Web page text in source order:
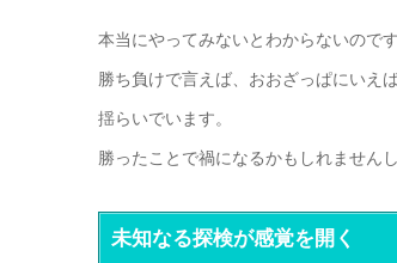
本当にやってみないとわからないのです
勝ち負けで言えば、おおざっぱにいえ
揺らいでいます。
勝ったことで禍になるかもしれません
未知なる探検が感覚を開く